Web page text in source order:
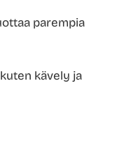
parempia
kävely ja